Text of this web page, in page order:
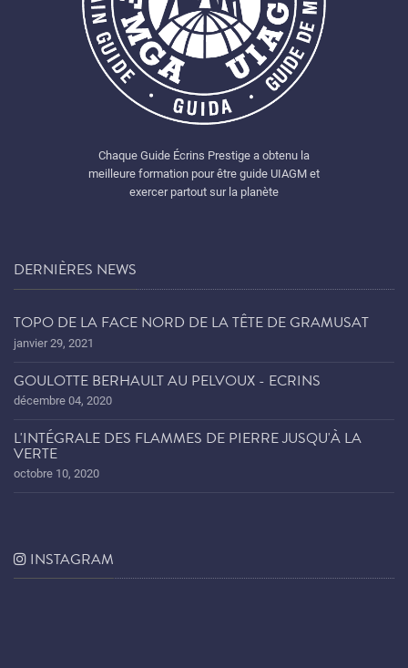
Chaque Guide Écrins Prestige a obtenu la
meilleure formation pour être guide UIAGM et
exercer partout sur la planète
DERNIÈRES NEWS
TOPO DE LA FACE NORD DE LA TÊTE DE GRAMUSAT
janvier 29, 2021
GOULOTTE BERHAULT AU PELVOUX - ECRINS
décembre 04, 2020
L'INTÉGRALE DES FLAMMES DE PIERRE JUSQU'À LA
VERTE
octobre 10, 2020
INSTAGRAM